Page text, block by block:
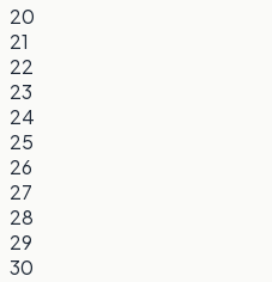
20
21
22
23
24
25
26
27
28
29
30